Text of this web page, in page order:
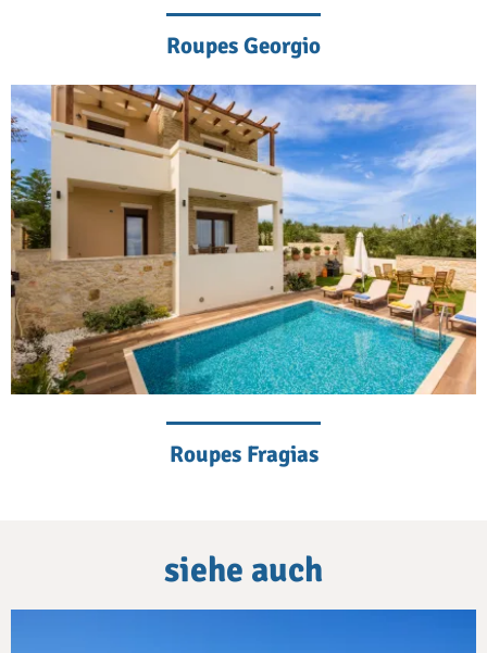
Roupes Georgio
Roupes Fragias
siehe auch